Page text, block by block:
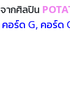
จากศิลปิน
คอร์ด G, คอร์ด